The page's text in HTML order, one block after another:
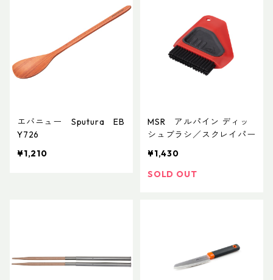
エバニュー Sputura EB
Y726
¥1,210
MSR アルパイン ディッ
シュブラシ／スクレイパー
¥1,430
SOLD OUT